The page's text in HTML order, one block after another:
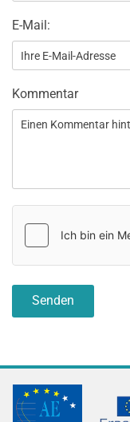
E-Mail:
Kommentar